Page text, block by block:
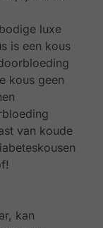
luxe
is een kous
kous geen
van koude
kan